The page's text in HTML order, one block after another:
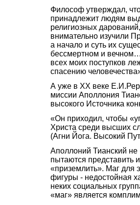
Философ утверждал,
принадлежит людям
религиозных
внимательно изучили
а начало и суть их
бессмертном и
всех моих поступков
спасению
А уже в XX веке
миссии Аполлония
высокого Источника
«Он приходил, чтобы
Христа среди высших
(Агни Йога. Высокий
Аполлоний Тианский не
пытаются представить
«приземлить». Маг для
фигуры - недостойная
неких социальных
«маг» является